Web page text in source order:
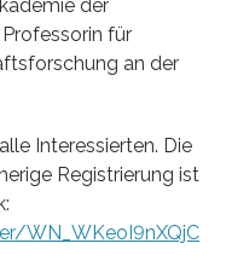
der
für
an der
Interessierten. Die
Registrierung ist
WN_WKeoI9nXQjC